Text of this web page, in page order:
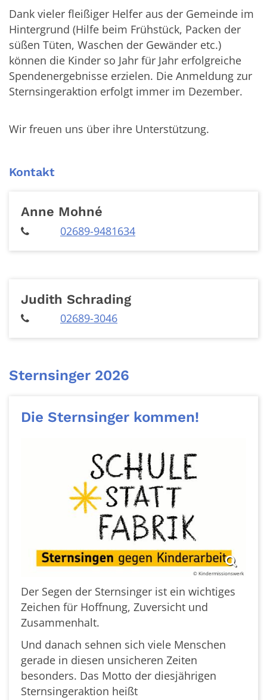
Dank vieler fleißiger Helfer aus der Gemeinde im
Hintergrund (Hilfe beim Frühstück, Packen der
süßen Tüten, Waschen der Gewänder etc.)
können die Kinder so Jahr für Jahr erfolgreiche
Spendenergebnisse erzielen. Die Anmeldung zur
Sternsingeraktion erfolgt immer im Dezember.
Wir freuen uns über ihre Unterstützung.
Kontakt
Anne Mohné
02689-9481634
Judith Schrading
02689-3046
Sternsinger 2026
Die Sternsinger kommen!
© Kindermissionswerk
Der Segen der Sternsinger ist ein wichtiges
Zeichen für Hoffnung, Zuversicht und
Zusammenhalt.
Und danach sehnen sich viele Menschen
gerade in diesen unsicheren Zeiten
besonders. Das Motto der diesjährigen
Sternsingeraktion heißt